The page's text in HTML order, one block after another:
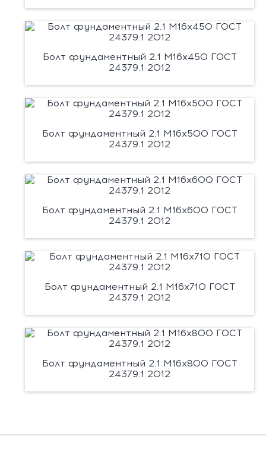
Болт фундаментный 2.1 М16х450 ГОСТ
24379.1 2012
Болт фундаментный 2.1 М16х500 ГОСТ
24379.1 2012
Болт фундаментный 2.1 М16х600 ГОСТ
24379.1 2012
Болт фундаментный 2.1 М16х710 ГОСТ
24379.1 2012
Болт фундаментный 2.1 М16х800 ГОСТ
24379.1 2012